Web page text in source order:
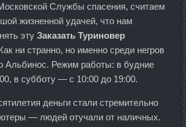
Службы спасения, считаем
жизненной удачей, что нам
эту Заказать Туриновер
ни странно, но именно среди негров
Альбинос. Режим работы: в будние
в субботу — с 10:00 до 19:00.
деньги стали стремительно
— людей отучали от наличных.